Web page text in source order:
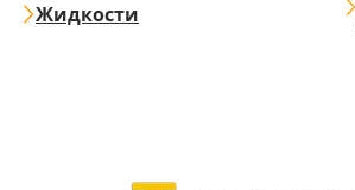
Жидкости